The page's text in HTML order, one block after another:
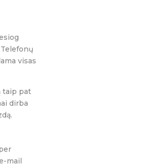
visas
taip pat
dirba
mail